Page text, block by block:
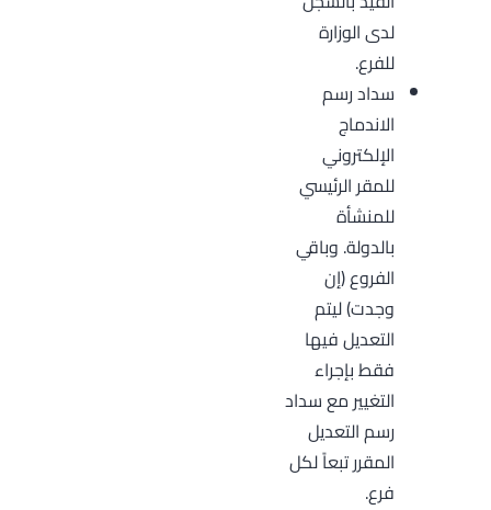
لدى الوزارة
للفرع.
سداد رسم
الاندماج
الإلكتروني
للمقر الرئيسي
للمنشأة
بالدولة. وباقي
الفروع (إن
وجدت) ليتم
التعديل فيها
فقط بإجراء
التغيير مع سداد
رسم التعديل
المقرر تبعاً لكل
فرع.